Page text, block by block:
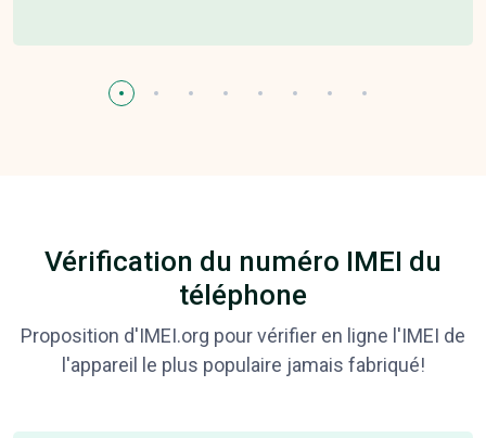
Vérification du numéro IMEI du
téléphone
Proposition d'IMEI.org pour vérifier en ligne l'IMEI de
l'appareil le plus populaire jamais fabriqué!